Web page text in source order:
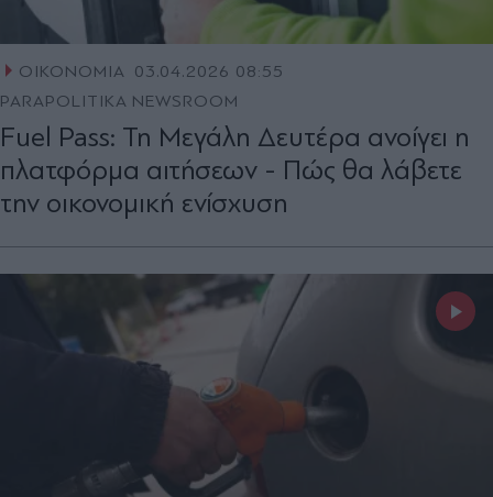
ΟΙΚΟΝΟΜΙΑ 03.04.2026 08:55
PARAPOLITIKA NEWSROOM
Fuel Pass: Τη Μεγάλη Δευτέρα ανοίγει η
πλατφόρμα αιτήσεων - Πώς θα λάβετε
την οικονομική ενίσχυση